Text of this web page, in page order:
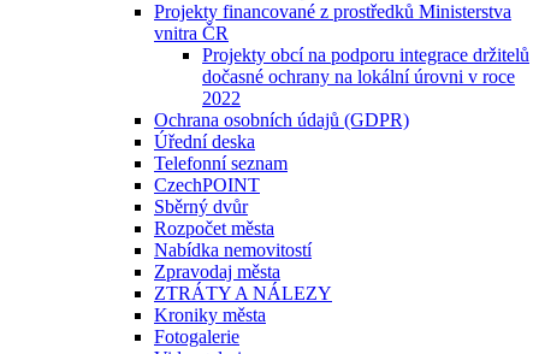
Projekty financované z prostředků Ministerstva
vnitra ČR
Projekty obcí na podporu integrace držitelů
dočasné ochrany na lokální úrovni v roce
2022
Ochrana osobních údajů (GDPR)
Úřední deska
Telefonní seznam
CzechPOINT
Sběrný dvůr
Rozpočet města
Nabídka nemovitostí
Zpravodaj města
ZTRÁTY A NÁLEZY
Kroniky města
Fotogalerie